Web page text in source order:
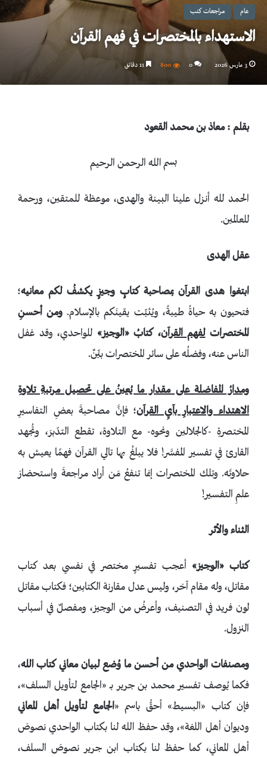
عام مراجعات كتب
الاستهداء بالمختصرات في فهم القرآن
3 مارس 2026 0
800
بقلم : معاذ بن محمد القعود
بسم الله الرحمن الرحيم
الحمد لله أنزل علينا البينة والهدى، موعظة للمتقين، ورحمة
للعالمين.
عقل الهدى
ابتغوا هدى القرآن بمصاحبة كتابٍ وجيزٍ يكشفُ لكم معانيه؛
فتحيون به حياةً طيبةً، ويُثبِّت يقينَكم بالإسلام.ومن أحسنِ
المختصراتلفهم القرآن، كتابُ«الوجيز» للواحدي، وقد غفل
الناس عنه، وفضلُه على سائر المختصرات بيِّنٌ.
ومدارُ المفاضلة على مقدار ما يُعينُ على تحصيل مرتبةِ تلاوةِ
الاهتداء والاعتبارِ بآيِ القرآن؛ فإنَّ مصاحبةَ بعضِ التفاسيرِ
المختصرةِ -كالجلالين ونحوه- مع التلاوة، تقطع التدّبرَ، وتُجهد
القارئ في تفسير المفسَّر! فلا يبلغُ بها تالي القرآن فهمًا يعيش به
حلاوتَه. وتلك المختصرات إنما تنفعُ مَن أراد مراجعةَ واستحضارَ
علمِ التفسير!
الثناء والأثر
كتاب«الوجيز» أعجب تفسيرٍ مختصر في نفسي بعد كتاب
مقاتل، وله مقام آخر، وليس عدل مقارنة الكتابين؛ فكتاب مقاتل
لون فريد في التصنيف، وأعرضُ من الوجيز، ومفصلٌ في أسباب
النزول.
ومصنفات الواحدي من أحسن ما وُضع لبيان معاني كتاب الله،
فكما يُوصف تفسير محمد بن جرير بــ «الجامع لتأويل السلف»،
فإن كتاب «البسيط» أحقُّ باسم «الجامع لتأويل أهل المعاني
وديوان أهل اللغة»، وقد حفظ الله لنا بكتاب الواحدي نصوصَ
أهل المعاني، كما حفظ لنا بكتاب ابن جرير نصوصَ السلف،